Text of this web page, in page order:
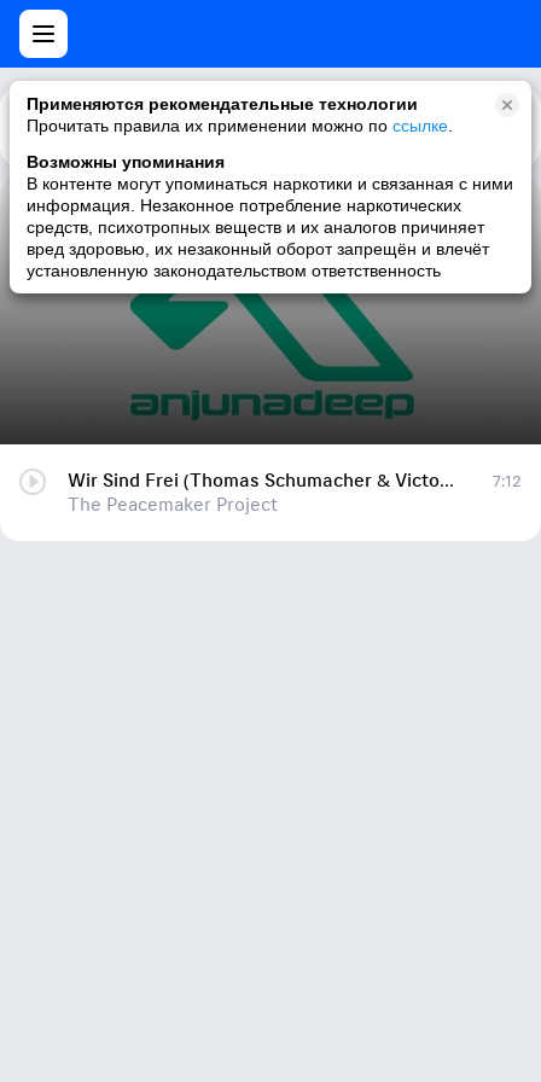
Применяются рекомендательные технологии
Прочитать правила их применении можно по ссылке
Возможны упоминания
В контенте могут упоминаться наркотики и связанная с ними
информация. Незаконное потребление наркотических
средств, психотропных веществ и их аналогов причиняет
вред здоровью, их незаконный оборот запрещён и влечёт
установленную законодательством ответственность
Каталог Рекомендации
The Peacemaker Project
Wir Sind Frei (Thomas Schumacher & Victor Ruiz Remix)
The Peacemaker Project
7:12